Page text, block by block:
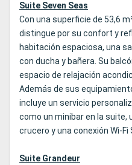
Suite Seven Seas
Con una superficie de 53,6
distingue por su confort y
habitación espaciosa, una
con ducha y bañera. Su
espacio de relajación
Además de sus
incluye un servicio
como un minibar en la suite,
crucero y una conexión
Suite Grandeur